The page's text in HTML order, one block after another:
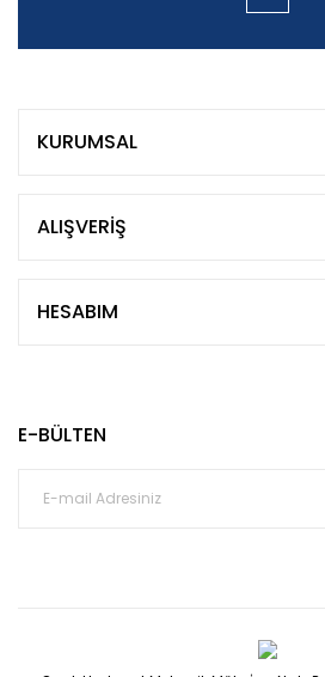
KURUMSAL
ALIŞVERİŞ
HESABIM
E-BÜLTEN